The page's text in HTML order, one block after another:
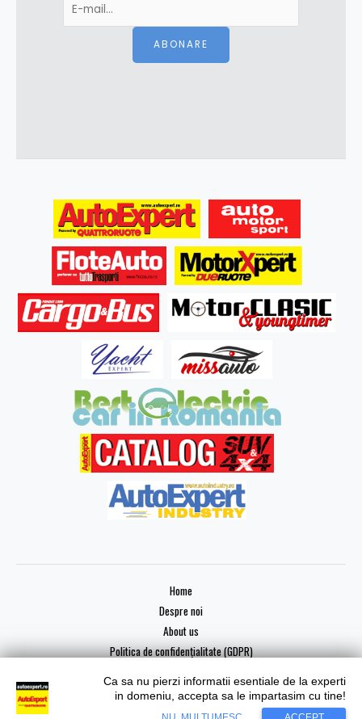
ABONARE
Home
Despre noi
About us
Politica de confidențialitate (GDPR)
Ca sa nu pierzi informatii esentiale de la experti
in domeniu, accepta sa le impartasim cu tine!